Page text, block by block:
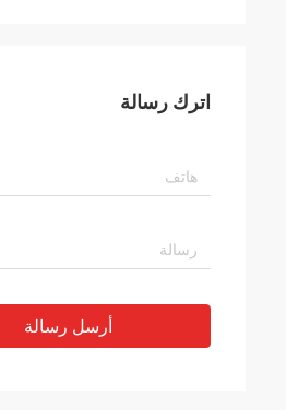
اترك رسالة
أرسل رسالة